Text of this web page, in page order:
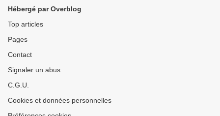
Hébergé par Overblog
Top articles
Pages
Contact
Signaler un abus
C.G.U.
Cookies et données personnelles